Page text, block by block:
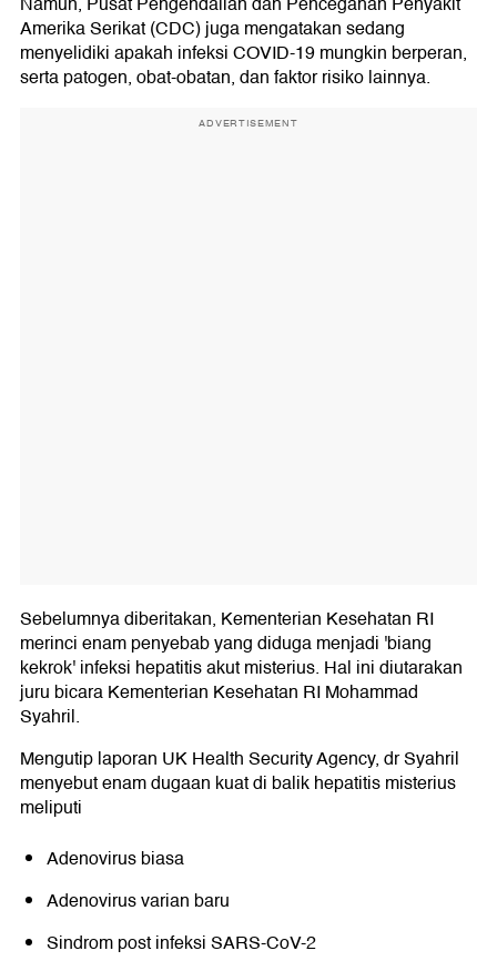
Amerika Serikat (CDC) juga mengatakan sedang
menyelidiki apakah infeksi COVID-19 mungkin berperan,
serta patogen, obat-obatan, dan faktor risiko lainnya.
ADVERTISEMENT
Sebelumnya diberitakan, Kementerian Kesehatan RI
merinci enam penyebab yang diduga menjadi 'biang
kekrok' infeksi hepatitis akut misterius. Hal ini diutarakan
juru bicara Kementerian Kesehatan RI Mohammad
Syahril.
Mengutip laporan UK Health Security Agency, dr Syahril
menyebut enam dugaan kuat di balik hepatitis misterius
meliputi
Adenovirus biasa
Adenovirus varian baru
Sindrom post infeksi SARS-CoV-2